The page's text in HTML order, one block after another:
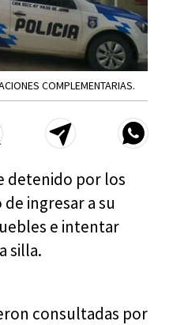
COMPLEMENTARIAS.
detenido por los
ingresar a su
e intentar
silla.
consultadas por